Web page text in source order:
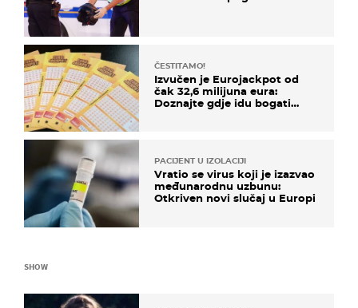
ČESTITAMO!
Izvučen je Eurojackpot od
čak 32,6 milijuna eura:
Doznajte gdje idu bogati
PACIJENT U IZOLACIJI
Vratio se virus koji je izazvao
međunarodnu uzbunu:
Otkriven novi slučaj u Europi
SHOW